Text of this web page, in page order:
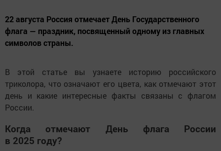
22 августа Россия отмечает День Государственного
флага — праздник, посвященный одному из главных
символов страны.
В этой статье вы узнаете историю российского
триколора, что означают его цвета, как отмечают этот
день и какие интересные факты связаны с флагом
России.
Когда отмечают День флага России
в 2025 году?